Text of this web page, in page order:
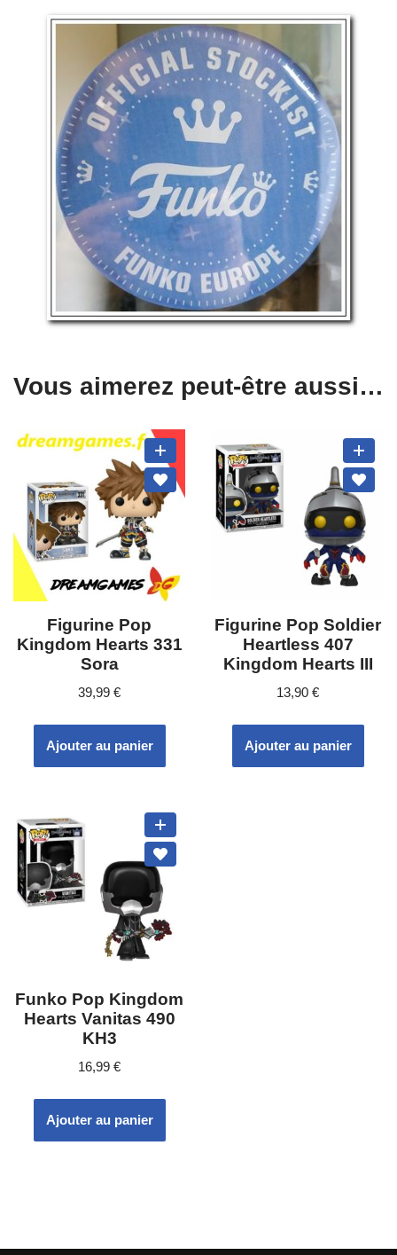
Vous aimerez peut-être aussi…
Figurine Pop
Kingdom Hearts 331
Sora
39,99 €
Ajouter au panier
Figurine Pop Soldier
Heartless 407
Kingdom Hearts III
13,90 €
Ajouter au panier
Funko Pop Kingdom
Hearts Vanitas 490
KH3
16,99 €
Ajouter au panier